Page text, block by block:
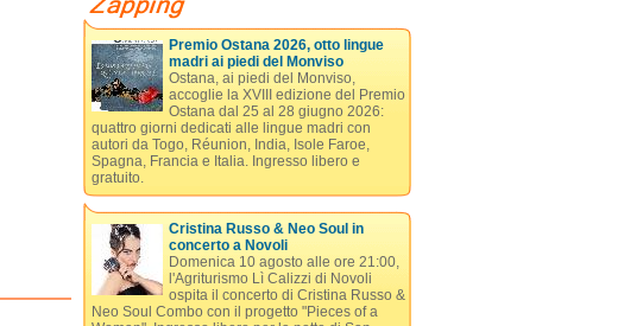
Premio Ostana 2026, otto lingue
madri ai piedi del Monviso
Ostana, ai piedi del Monviso,
accoglie la XVIII edizione del Premio
Ostana dal 25 al 28 giugno 2026:
quattro giorni dedicati alle lingue madri con
autori da Togo, Réunion, India, Isole Faroe,
Spagna, Francia e Italia. Ingresso libero e
gratuito.
Cristina Russo & Neo Soul in
concerto a Novoli
Domenica 10 agosto alle ore 21:00,
l'Agriturismo Lì Calizzi di Novoli
ospita il concerto di Cristina Russo &
Neo Soul Combo con il progetto "Pieces of a